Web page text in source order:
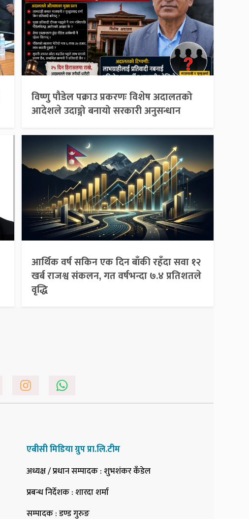
विष्णु पौडेल पक्राउ प्रकरणः विशेष अदालतको
आदेशले उदाङ्गो बनायो सरकारी अनुसन्धान
आर्थिक वर्ष सकिन एक दिन बाँकी रहँदा सवा १२
खर्ब राजश्व संकलन, गत वर्षभन्दा ७.४ प्रतिशतले
वृद्धि
एबीसी मिडिया ग्रुप प्रा.लि.टीम
अध्यक्ष / प्रधान सम्पादक: शुभशंकर कँडेल
प्रबन्ध निर्देशक: शारदा शर्मा
सम्पादक: डण्ड गुरुङ